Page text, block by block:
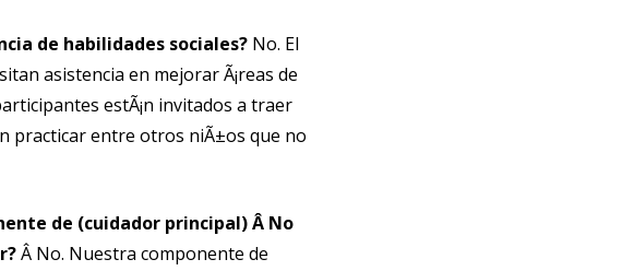
de habilidades sociales? No. El
asistencia en mejorar Ã¡reas de
estÃ¡n invitados a traer
practicar entre otros niÃ±os que no
de (cuidador principal) Â No
Â No. Nuestra componente de